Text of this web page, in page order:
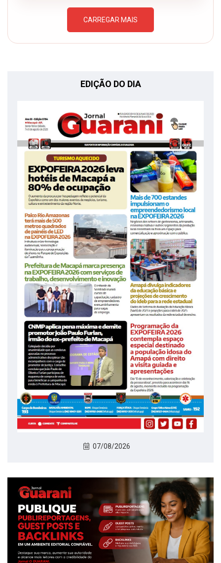
CARREGAR MAIS
EDIÇÃO DO DIA
07/08/2026